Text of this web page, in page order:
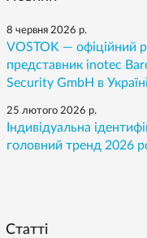
8 червня 2026 р.
VOSTOK — офіційний
представник inotec
Security GmbH в Україні
25 лютого 2026 р.
Індивідуальна
головний тренд 2026
Статті